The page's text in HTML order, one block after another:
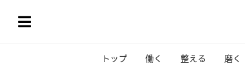
トップ 働く 整える 磨く